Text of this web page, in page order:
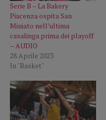
Serie B – La Bakery
Piacenza ospita San
Miniato nell’ultima
casalinga prima dei playoff
– AUDIO
28 Aprile 2023
In "Basket"